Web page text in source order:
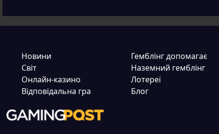
Новини
Світ
Онлайн-казино
Відповідальна гра
Гемблінг допомагає
Наземний гемблінг
Лотереї
Блог